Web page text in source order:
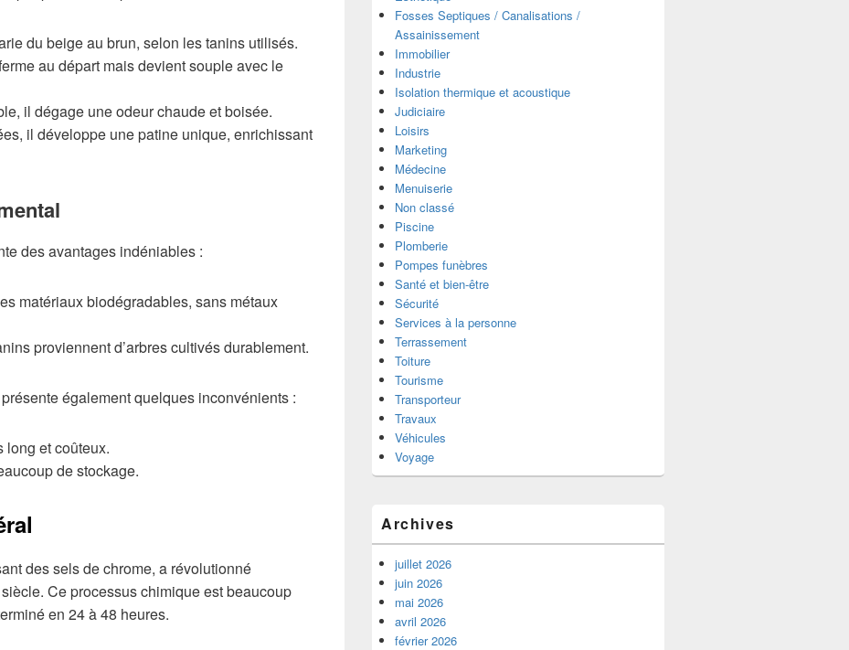
du beige au brun, selon les tanins utilisés.
au départ mais devient souple avec le
il dégage une odeur chaude et boisée.
il développe une patine unique, enrichissant
des avantages indéniables :
matériaux biodégradables, sans métaux
proviennent d’arbres cultivés durablement.
également quelques inconvénients :
long et coûteux.
de stockage.
des sels de chrome, a révolutionné
Ce processus chimique est beaucoup
en 24 à 48 heures.
Fosses Septiques / Canalisations /
Assainissement
Immobilier
Industrie
Isolation thermique et acoustique
Judiciaire
Loisirs
Marketing
Médecine
Menuiserie
Non classé
Piscine
Plomberie
Pompes funèbres
Santé et bien-être
Sécurité
Services à la personne
Terrassement
Toiture
Tourisme
Transporteur
Travaux
Véhicules
Voyage
Archives
juillet 2026
juin 2026
mai 2026
avril 2026
février 2026